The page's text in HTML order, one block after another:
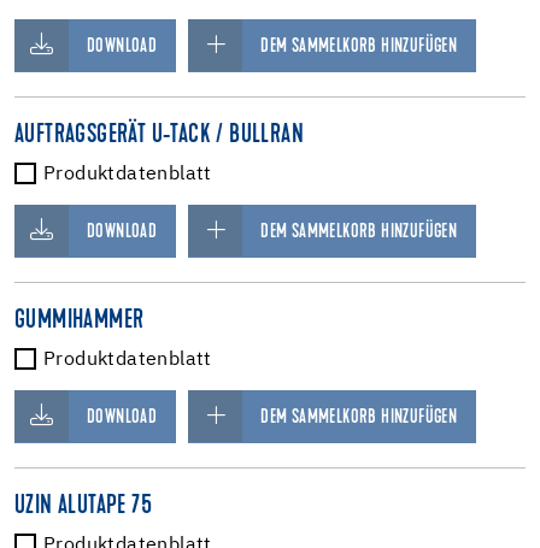
DOWNLOAD DEM SAMMELKORB HINZUFÜGEN
AUFTRAGSGERÄT U-TACK / BULLRAN
Produktdatenblatt
DOWNLOAD DEM SAMMELKORB HINZUFÜGEN
GUMMIHAMMER
Produktdatenblatt
DOWNLOAD DEM SAMMELKORB HINZUFÜGEN
UZIN ALUTAPE 75